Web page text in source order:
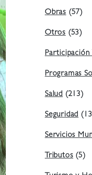
Obras (57)
Otros (53)
Participación
Programas
Salud (213)
Seguridad
Servicios
Tributos(5)